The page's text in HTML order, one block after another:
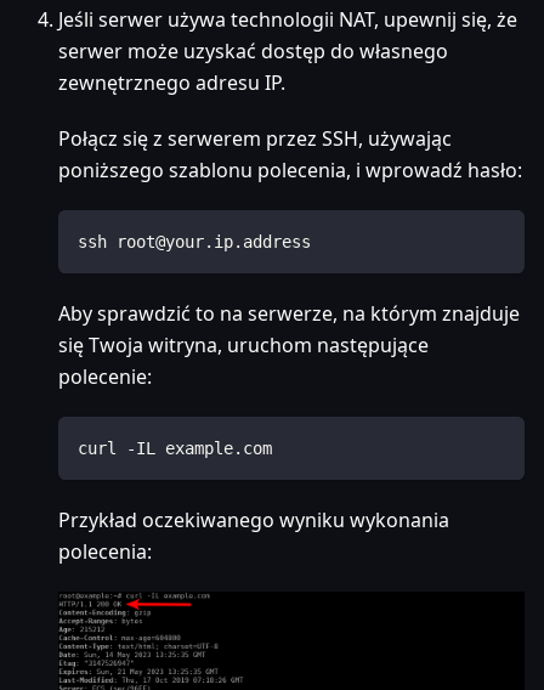
Jeśli serwer używa technologii NAT, upewnij się, że
serwer może uzyskać dostęp do własnego
zewnętrznego adresu IP.
Połącz się z serwerem przez SSH, używając
poniższego szablonu polecenia, i wprowadź hasło:
ssh root@your.ip.address
Aby sprawdzić to na serwerze, na którym znajduje
się Twoja witryna, uruchom następujące
polecenie:
curl -IL example.com
Przykład oczekiwanego wyniku wykonania
polecenia: